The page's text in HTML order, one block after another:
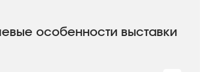
особенности выставки